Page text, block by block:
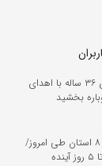
اهدای زندگی/ بانوی ۳۶ ساله‌ با اهدای
بخشید
طوفان عصرگاهی در ۸ استان طی امروز/